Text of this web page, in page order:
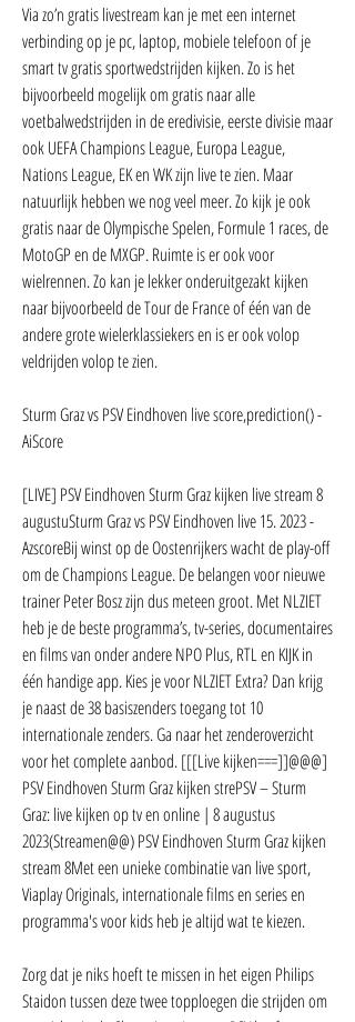
Via zo’n gratis livestream kan je met een internet
verbinding op je pc, laptop, mobiele telefoon of je
smart tv gratis sportwedstrijden kijken. Zo is het
bijvoorbeeld mogelijk om gratis naar alle
voetbalwedstrijden in de eredivisie, eerste divisie maar
ook UEFA Champions League, Europa League,
Nations League, EK en WK zijn live te zien. Maar
natuurlijk hebben we nog veel meer. Zo kijk je ook
gratis naar de Olympische Spelen, Formule 1 races, de
MotoGP en de MXGP. Ruimte is er ook voor
wielrennen. Zo kan je lekker onderuitgezakt kijken
naar bijvoorbeeld de Tour de France of één van de
andere grote wielerklassiekers en is er ook volop
veldrijden volop te zien.
Sturm Graz vs PSV Eindhoven live score,prediction() -
AiScore
[LIVE] PSV Eindhoven Sturm Graz kijken live stream 8
augustuSturm Graz vs PSV Eindhoven live 15. 2023 -
AzscoreBij winst op de Oostenrijkers wacht de play-off
om de Champions League. De belangen voor nieuwe
trainer Peter Bosz zijn dus meteen groot. Met NLZIET
heb je de beste programma’s, tv-series, documentaires
en films van onder andere NPO Plus, RTL en KIJK in
één handige app. Kies je voor NLZIET Extra? Dan krijg
je naast de 38 basiszenders toegang tot 10
internationale zenders. Ga naar het zenderoverzicht
voor het complete aanbod. [[[Live kijken===]]@@@]
PSV Eindhoven Sturm Graz kijken strePSV – Sturm
Graz: live kijken op tv en online | 8 augustus
2023(Streamen@@) PSV Eindhoven Sturm Graz kijken
stream 8Met een unieke combinatie van live sport,
Viaplay Originals, internationale films en series en
programma's voor kids heb je altijd wat te kiezen.
Zorg dat je niks hoeft te missen in het eigen Philips
Staidon tussen deze twee topploegen die strijden om